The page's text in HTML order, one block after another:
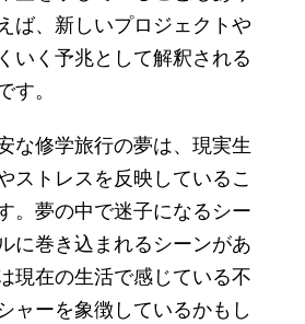
ば、新しいプロジェクトや
いく予兆として解釈される
す。
な修学旅行の夢は、現実生
ストレスを反映しているこ
。夢の中で迷子になるシー
に巻き込まれるシーンがあ
現在の生活で感じている不
ャーを象徴しているかもし